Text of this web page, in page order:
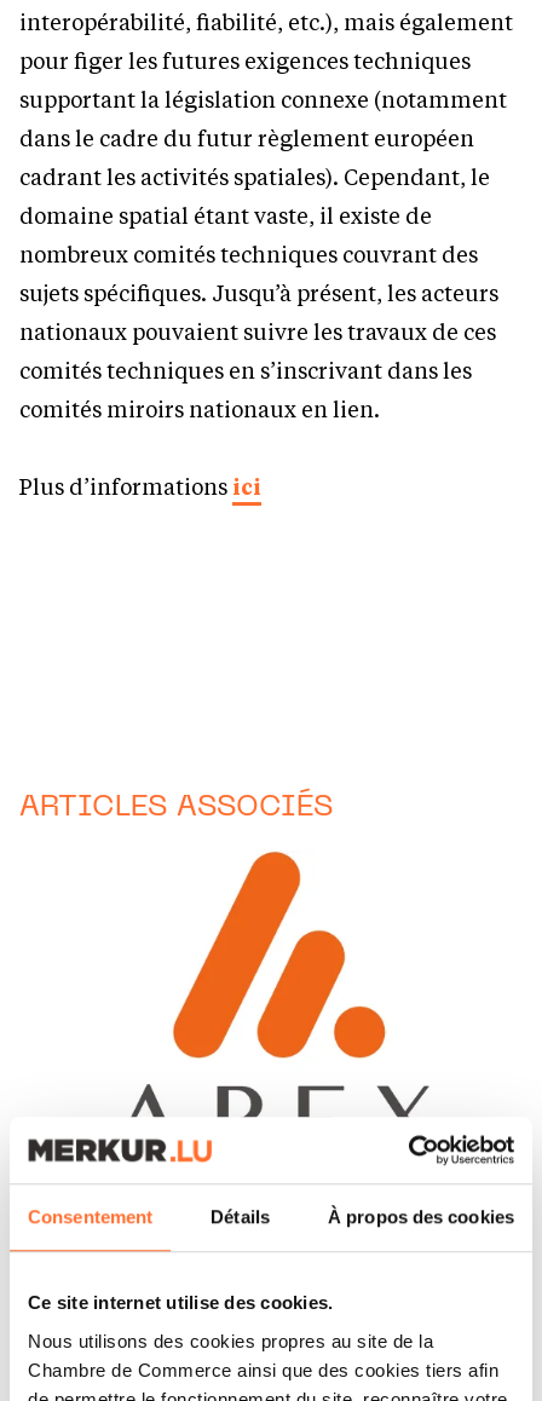
Consentement Détails À propos des cookies
Ce site internet utilise des cookies.
Nous utilisons des cookies propres au site de la
Chambre de Commerce ainsi que des cookies tiers afin
interopérabilité, fiabilité, etc.), mais également
pour figer les futures exigences techniques
supportant la législation connexe (notamment
dans le cadre du futur règlement européen
cadrant les activités spatiales). Cependant, le
domaine spatial étant vaste, il existe de
nombreux comités techniques couvrant des
sujets spécifiques. Jusqu’à présent, les acteurs
nationaux pouvaient suivre les travaux de ces
comités techniques en s’inscrivant dans les
comités miroirs nationaux en lien.
Plus d’informations ici
ARTICLES ASSOCIÉS
CORPORATE NEWS
RESONANCE HOUSING
DEPOSITARY SERVICES